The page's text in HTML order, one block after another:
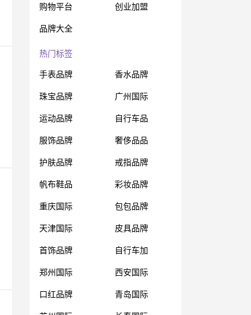
购物平台 创业加盟
品牌大全
热门标签
手表品牌 香水品牌
珠宝品牌 广州国际
运动品牌 自行车品
服饰品牌 奢侈品品
护肤品牌 戒指品牌
帆布鞋品 彩妆品牌
重庆国际 包包品牌
天津国际 皮具品牌
首饰品牌 自行车加
郑州国际 西安国际
口红品牌 青岛国际